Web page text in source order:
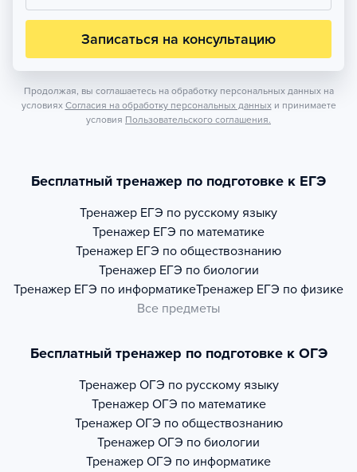
Записаться на консультацию
Продолжая, вы соглашаетесь на обработку персональных данных на
условиях Согласия на обработку персональных данных и принимаете
условия Пользовательского соглашения.
Бесплатный тренажер по подготовке к ЕГЭ
Тренажер ЕГЭ по русскому языку
Тренажер ЕГЭ по математике
Тренажер ЕГЭ по обществознанию
Тренажер ЕГЭ по биологии
Тренажер ЕГЭ по информатикеТренажер ЕГЭ по физике
Все предметы
Бесплатный тренажер по подготовке к ОГЭ
Тренажер ОГЭ по русскому языку
Тренажер ОГЭ по математике
Тренажер ОГЭ по обществознанию
Тренажер ОГЭ по биологии
Тренажер ОГЭ по информатике